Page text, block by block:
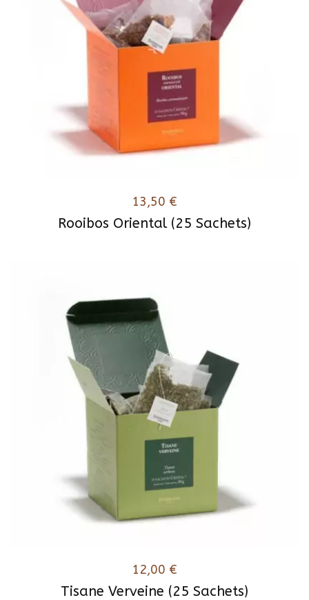
Rooibos Oriental (25 Sachets)
13,50 €
Tisane Verveine (25 Sachets)
12,00 €